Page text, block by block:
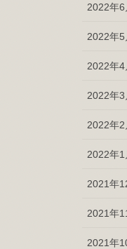
2022年6
2022年5
2022年4
2022年3
2022年2
2022年1
2021年
2021年
2021年